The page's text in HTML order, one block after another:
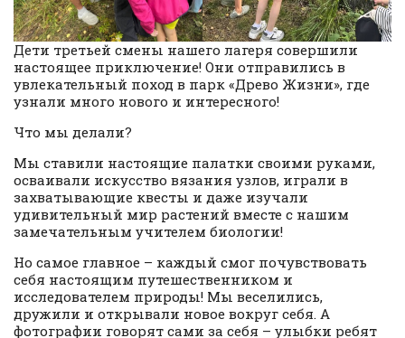
Дети третьей смены нашего лагеря совершили
настоящее приключение! Они отправились в
увлекательный поход в парк «Древо Жизни», где
узнали много нового и интересного!
Что мы делали?
Мы ставили настоящие палатки своими руками,
осваивали искусство вязания узлов, играли в
захватывающие квесты и даже изучали
удивительный мир растений вместе с нашим
замечательным учителем биологии!
Но самое главное – каждый смог почувствовать
себя настоящим путешественником и
исследователем природы! Мы веселились,
дружили и открывали новое вокруг себя. А
фотографии говорят сами за себя – улыбки ребят